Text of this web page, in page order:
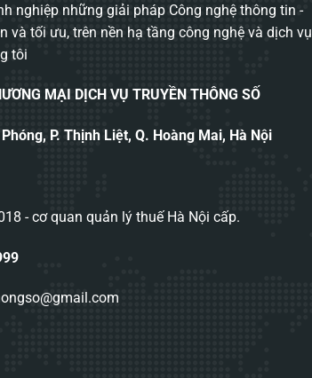
nghiệp những giải pháp Công nghệ thông tin -
và tối ưu, trên nền hạ tầng công nghệ và dịch vụ
tôi
MẠI DỊCH VỤ TRUYỀN THÔNG SỐ
P. Thịnh Liệt, Q. Hoàng Mai, Hà Nội
- cơ quan quản lý thuế Hà Nội cấp.